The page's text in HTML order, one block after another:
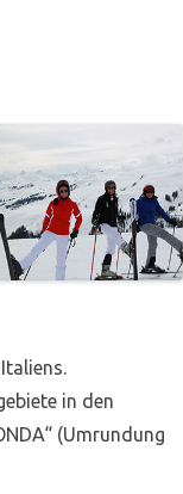
in den
(Umrundung